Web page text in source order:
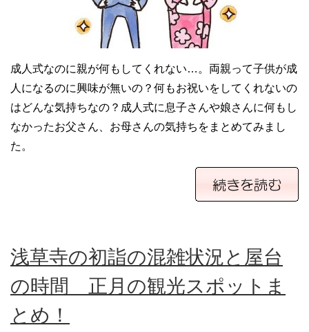
成人式なのに親が何もしてくれない…。両親って子供が成
人になるのに興味が無いの？何もお祝いをしてくれないの
はどんな気持ちなの？成人式に息子さんや娘さんに何もし
なかったお父さん、お母さんの気持ちをまとめてみまし
た。
浅草寺の初詣の混雑状況と屋台
の時間 正月の観光スポットま
とめ！